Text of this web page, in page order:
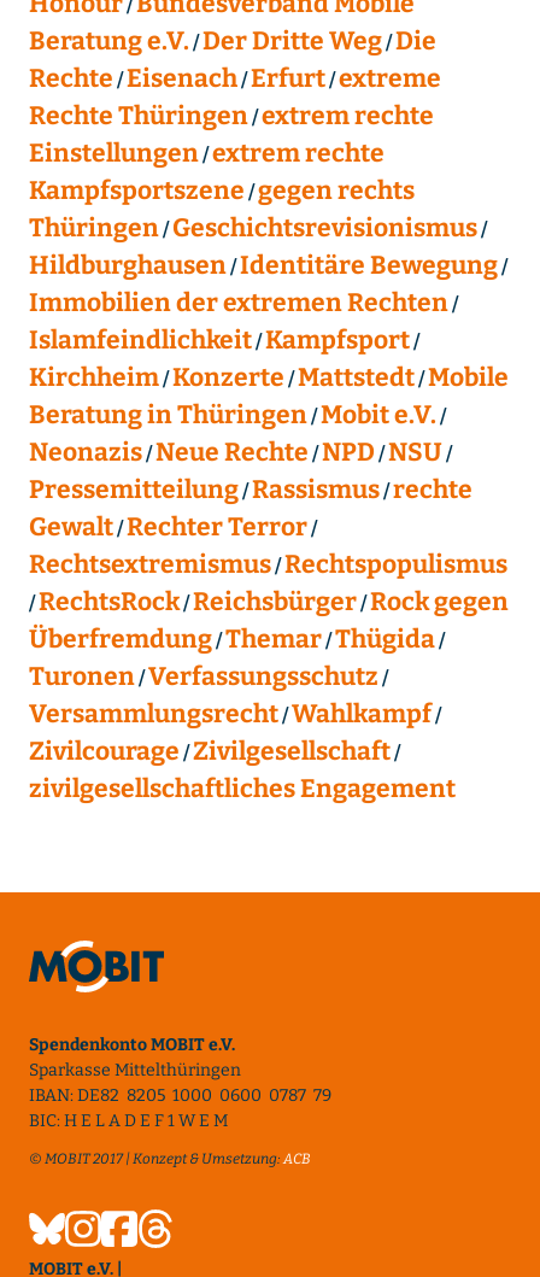
Beratung e.V. Der Dritte Weg Die
Rechte Eisenach Erfurt extreme
Rechte Thüringen extrem rechte
Einstellungen extrem rechte
Kampfsportszene gegen rechts
Thüringen Geschichtsrevisionismus
Hildburghausen Identitäre Bewegung
Immobilien der extremen Rechten
Islamfeindlichkeit Kampfsport
Kirchheim Konzerte Mattstedt Mobile
Beratung in Thüringen Mobit e.V.
Neonazis Neue Rechte NPD NSU
Pressemitteilung Rassismus rechte
Gewalt Rechter Terror
Rechtsextremismus Rechtspopulismus
RechtsRock Reichsbürger Rock gegen
Überfremdung Themar Thügida
Turonen Verfassungsschutz
Versammlungsrecht Wahlkampf
Zivilcourage Zivilgesellschaft
zivilgesellschaftliches Engagement
Spendenkonto MOBIT e.V.
Sparkasse Mittelthüringen
IBAN: DE82 8205 1000 0600 0787 79
BIC: H E L A D E F 1 W E M
© MOBIT 2017 | Konzept & Umsetzung:ACB
MOBIT e.V. |